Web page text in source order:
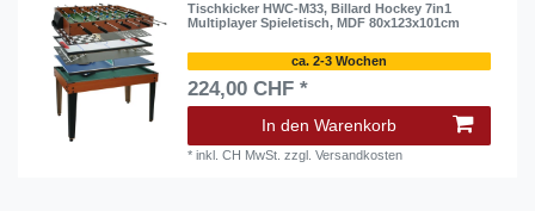
Tischkicker HWC-M33, Billard Hockey 7in1
Multiplayer Spieletisch, MDF 80x123x101cm
ca. 2-3 Wochen
224,00 CHF *
In den Warenkorb
*inkl. CH MwSt. zzgl.Versandkosten